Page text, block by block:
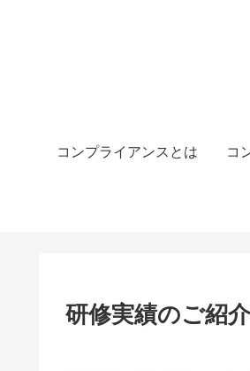
コンプライアンスとは コ
研修実績のご紹介